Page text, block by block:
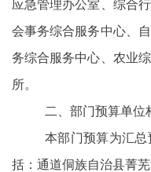
应急管理办公室、综合
会事务综合服务中心、
务综合服务中心、农业
所。
二、部门预算单位
本部门预算为汇
括：通道侗族自治县菁